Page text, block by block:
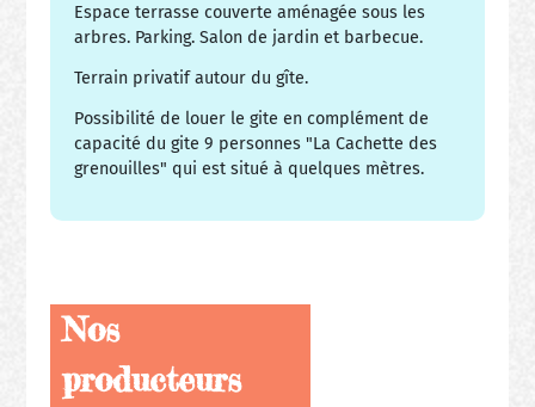
Espace terrasse couverte aménagée sous les
arbres. Parking. Salon de jardin et barbecue.
Terrain privatif autour du gîte.
Possibilité de louer le gite en complément de
capacité du gite 9 personnes "La Cachette des
grenouilles" qui est situé à quelques mètres.
Nos
producteurs